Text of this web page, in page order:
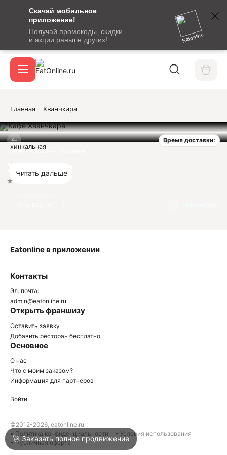
Скачай мобильное
приложение!
Получай промокоды, скидки
и акции раньше других!
Eatonline
сообщение
кодом
подтверждения
Вход / регистрация
Акции
Войти
Написать в техподдержку
Главная Хванчкара
Время доставки:
Кафе-Ресторан-Доставка
Хванчкара
хинкальная
Читать дальше
Контакты
Эл. почта:
admin@eatonline.ru
Открыть франшизу
Оставить заявку
Добавить ресторан бесплатно
Основное
О нас
Что с моим заказом?
Информация для партнеров
Eatonline в приложении
Войти
©2012-2026, eatonline.ru
• Политика конфиденциальности
• Условия использования
• Публичная оферта
🚀 Заказать полное продвижение